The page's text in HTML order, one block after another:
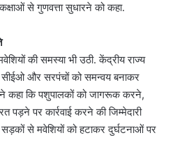
कक्षाओं से गुणवत्ता सुधारने को कहा.
की समस्या भी उठी. केंद्रीय राज्य
और सरपंचों को समन्वय बनाकर
कहा कि पशुपालकों को जागरूक करने,
पर कार्रवाई करने की जिम्मेदारी
से मवेशियों को हटाकर दुर्घटनाओं पर